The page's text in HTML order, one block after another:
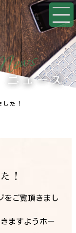
ews
ニュース
た！
！
をご覧頂きまし
ますようホー